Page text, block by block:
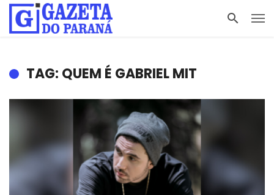
TAG: QUEM É GABRIEL MIT